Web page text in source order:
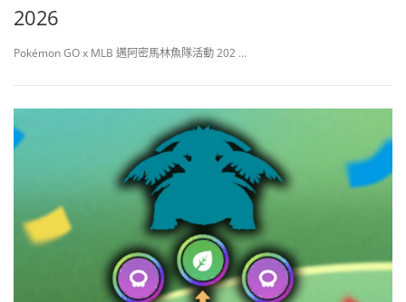
2026
Pokémon GO x MLB 邁阿密馬林魚隊活動 202 …